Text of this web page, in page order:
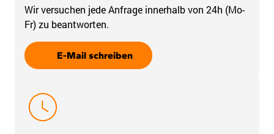
Wir versuchen jede Anfrage innerhalb von 24h (Mo-
Fr) zu beantworten.
E-Mail schreiben